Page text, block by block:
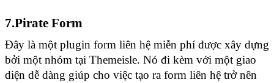
7.Pirate Form
Đây là một plugin form liên hệ miễn phí được xây dựng
bởi một nhóm tại Themeisle. Nó đi kèm với một giao
diện dễ dàng giúp cho việc tạo ra form liên hệ trở nên